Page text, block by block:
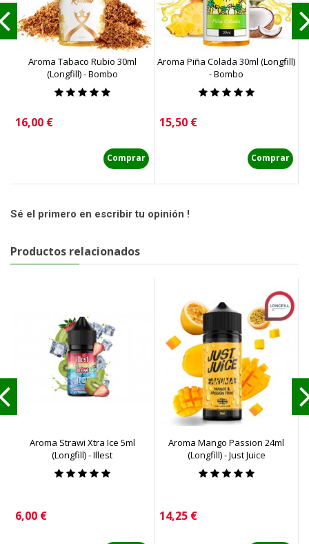
Aroma Tabaco Rubio 30ml
(Longfill) - Bombo
Precio
16,00 €
Comprar
Aroma Piña Colada 30ml (Longfill)
- Bombo
Precio
15,50 €
Comprar
Sé el primero en escribir tu opinión !
Productos relacionados
Aroma Strawi Xtra Ice 5ml
(Longfill) - Illest
Precio
6,00 €
Aroma Mango Passion 24ml
(Longfill) - Just Juice
Precio
14,25 €